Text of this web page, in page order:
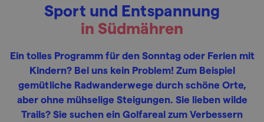
Sport und Entspannung
in Südmähren
Ein tolles Programm für den Sonntag oder Ferien mit
Kindern? Bei uns kein Problem! Zum Beispiel
gemütliche Radwanderwege durch schöne Orte,
aber ohne mühselige Steigungen. Sie lieben wilde
Trails? Sie suchen ein Golfareal zum Verbessern